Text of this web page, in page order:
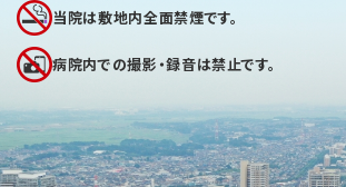
当院は敷地内全面禁煙です。
病院内での撮影・録音は禁止です。